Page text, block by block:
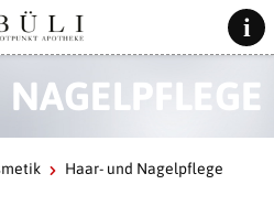
Haar- und Nagelpflege